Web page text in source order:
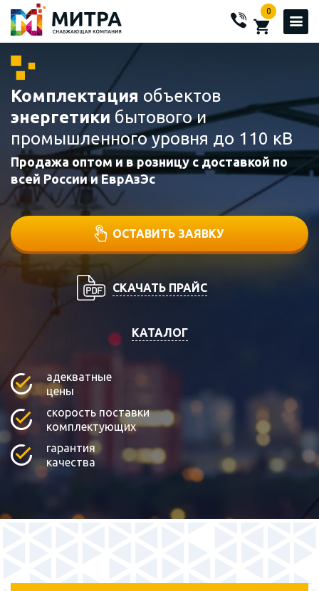
0
Комплектация объектов
энергетики бытового и
промышленного уровня до 110 кВ
Продажа оптом и в розницу с доставкой по
всей России и ЕврАзЭс
ОСТАВИТЬ ЗАЯВКУ
СКАЧАТЬ ПРАЙС
КАТАЛОГ
адекватные
цены
скорость поставки
комплектующих
гарантия
качества